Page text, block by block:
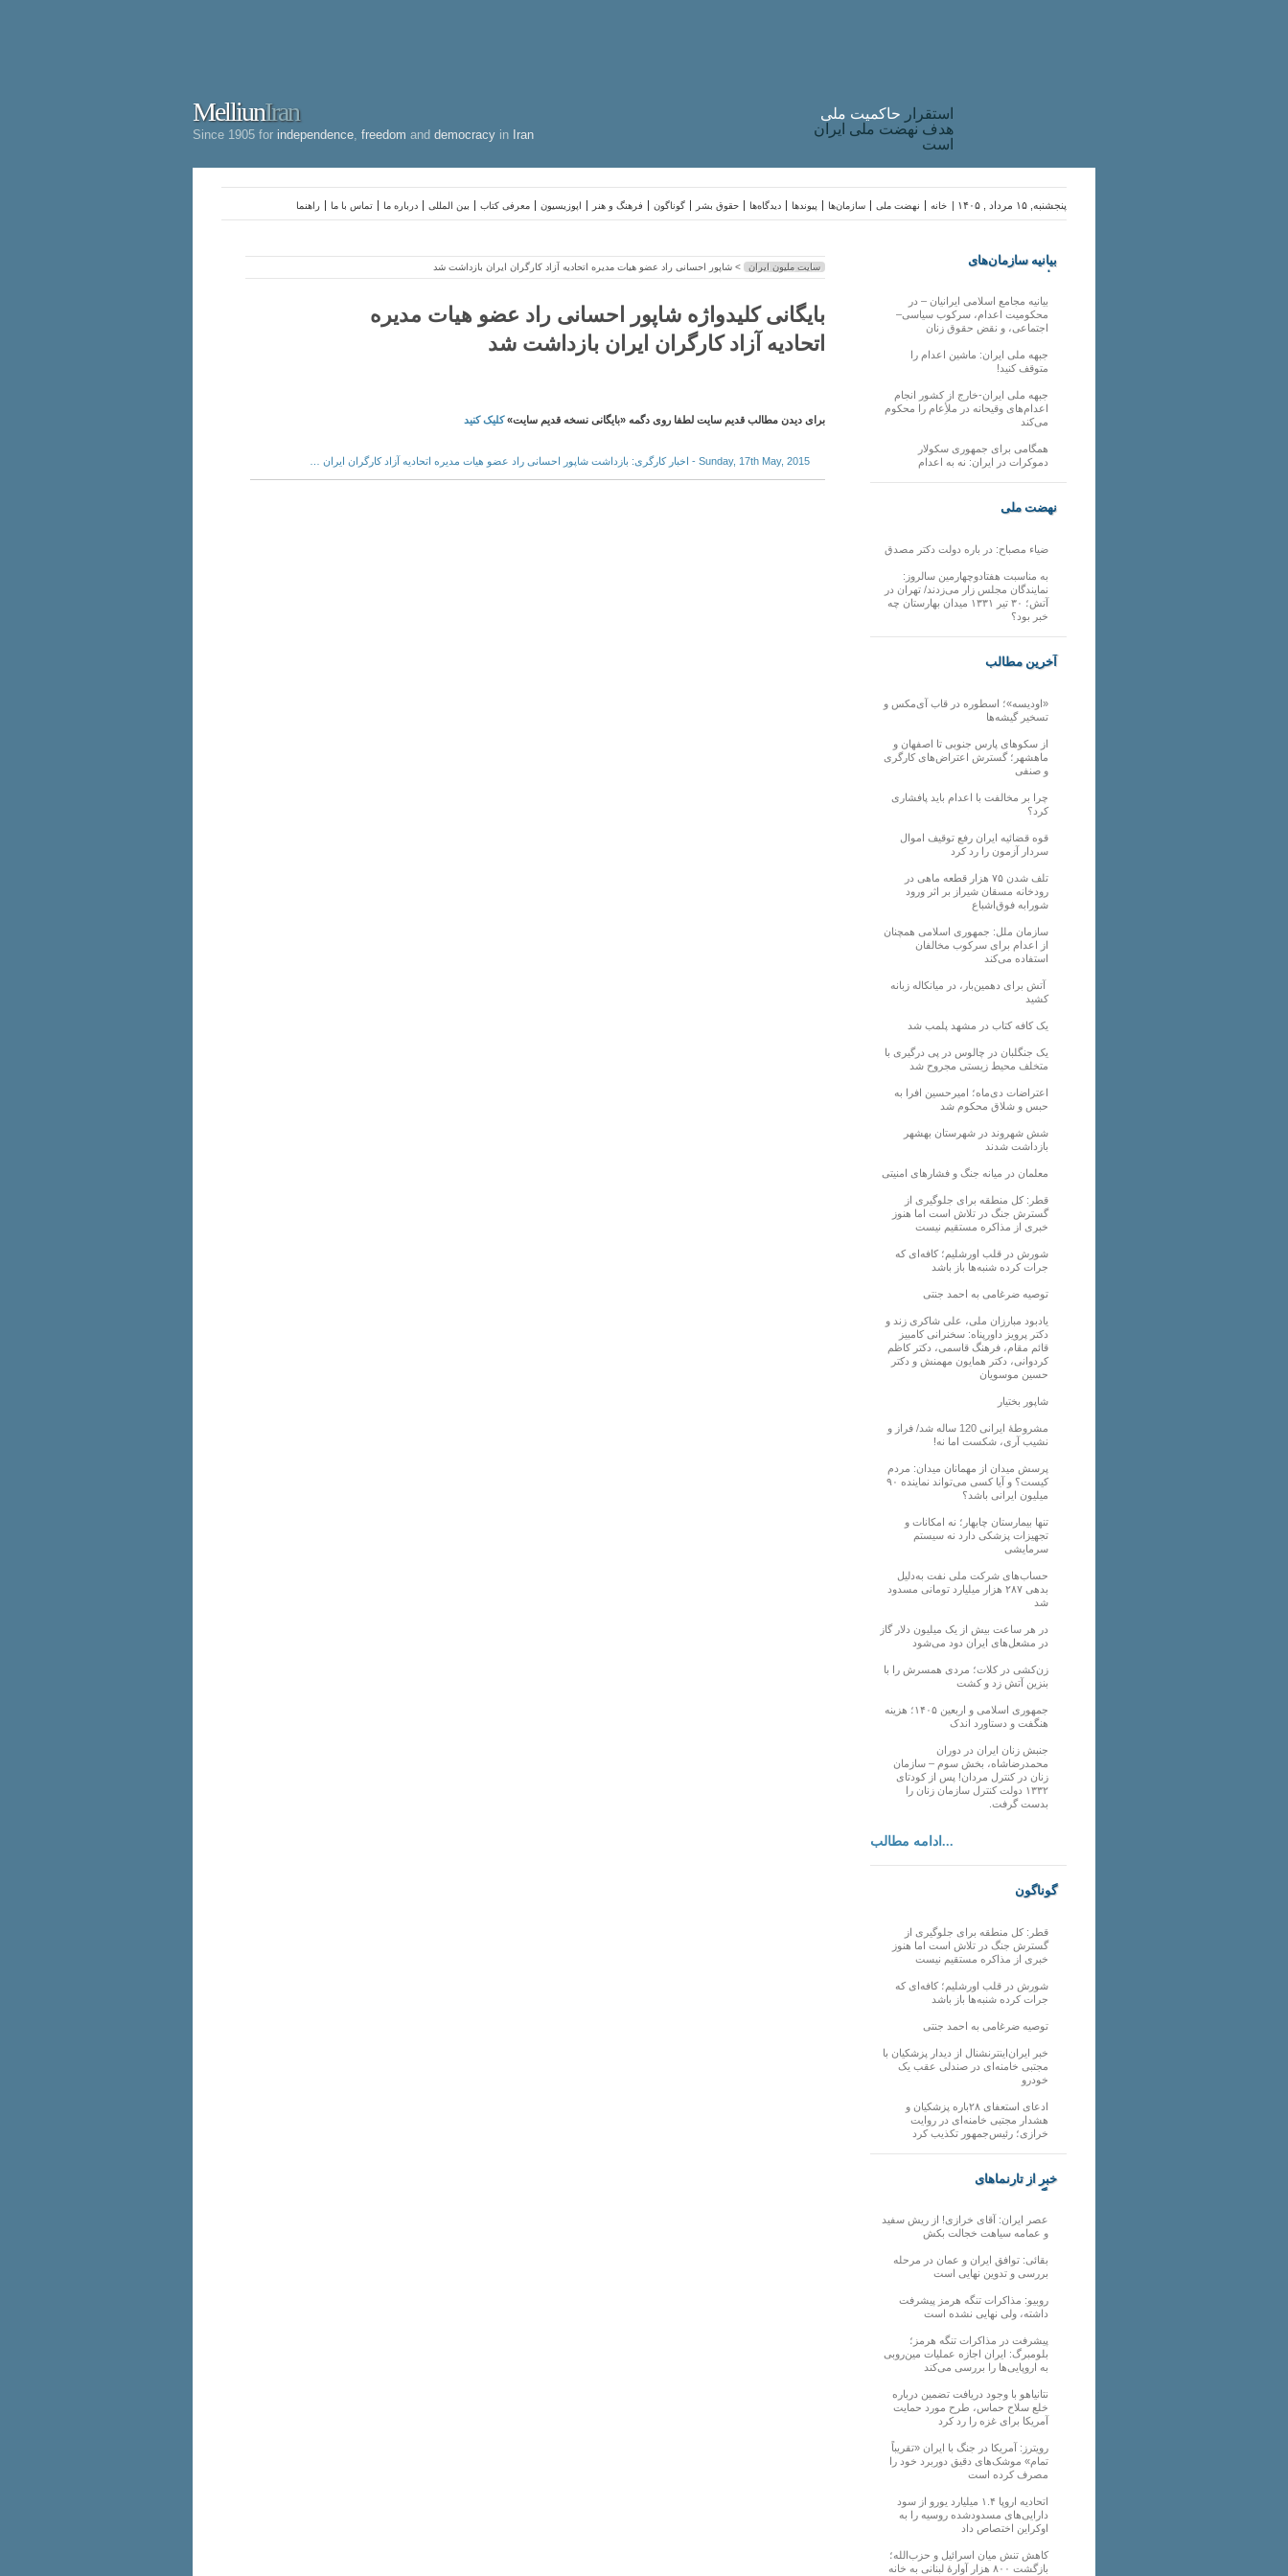
MelliunIran
Since 1905 for independence freedom and democracy in Iran
استقرار حاکميت ملی
هدف نهضت ملی ایران
است
راهنما تماس با ما درباره ما بین المللی معرفی کتاب اپوزیسیون فرهنگ و هنر گوناگون حقوق بشر دیدگاه‌ها پیوندها سازمان‌ها نهضت ملی خانه پنجشنبه, ۱۵ مرداد , ۱۴۰۵ |
سایت ملیون ایران > شاپور احسانی راد عضو هیات مدیره اتحادیه آزاد کارگران ایران بازداشت شد
بایگانی کلیدواژه شاپور احسانی راد عضو هیات مدیره
اتحادیه آزاد کارگران ایران بازداشت شد
برای دیدن مطالب قدیم سایت لطفا روی دگمه «بایگانی نسخه قدیم سایت»کلیک کنید
Sunday, 17th May, 2015 - اخبار کارگری: بازداشت شاپور احسانی راد عضو هیات مدیره اتحادیه آزاد کارگران ایران …
بیانیه سازمان‌های
ملی
بیانیه مجامع اسلامی ایرانیان – در
محکومیت اعدام، سرکوب سیاسی–
اجتماعی، و نقض حقوق زنان
جبهه ملی ایران: ماشین اعدام را
متوقف کنید!
جبهه ملی ایران-خارج از کشور انجام
اعدام‌های وقیحانه در ملأِعام را محکوم
می‌کند
همگامی برای جمهوری سکولار
دموکرات در ایران: نه به اعدام
نهضت ملی
ضیاء مصباح: در باره دولت دکتر مصدق
به مناسبت هفتادوچهارمین سالروز:
نمایندگان مجلس زار می‌زدند/ تهران در
آتش؛ ۳۰ تیر ۱۳۳۱ میدان بهارستان چه
خبر بود؟
آخرین مطالب
«اودیسه»؛ اسطوره در قاب آی‌مکس و
تسخیر گیشه‌ها
از سکوهای پارس جنوبی تا اصفهان و
ماهشهر؛ گسترش اعتراض‌های کارگری
و صنفی
چرا بر مخالفت با اعدام باید پافشاری
کرد؟
قوه قضائیه ایران رفع توقیف اموال
سردار آزمون را رد کرد
تلف شدن ۷۵ هزار قطعه ماهی در
رودخانه مسقان شیراز بر اثر ورود
شورابه فوق‌اشباع
سازمان ملل: جمهوری اسلامی همچنان
از اعدام برای سرکوب مخالفان
استفاده می‌کند
آتش برای دهمین‌بار، در میانکاله زبانه
کشید
یک کافه کتاب در مشهد پلمب شد
یک جنگلبان در چالوس در پی درگیری با
متخلف محیط زیستی مجروح شد
اعتراضات دی‌ماه؛ امیرحسین افرا به
حبس و شلاق محکوم شد
شش شهروند در شهرستان بهشهر
بازداشت شدند
معلمان در میانه جنگ و فشارهای امنیتی
قطر: کل منطقه برای جلوگیری از
گسترش جنگ در تلاش است اما هنوز
خبری از مذاکره مستقیم نیست
شورش در قلب اورشلیم؛ کافه‌ای که
جرات کرده شنبه‌ها باز باشد
توصیه ضرغامی به احمد جنتی
یادبود مبارزان ملی، علی شاکری زند و
دکتر پرویز داورپناه: سخنرانی کامبیز
قائم مقام، فرهنگ قاسمی، دکتر کاظم
کردوانی، دکتر همایون مهمنش و دکتر
حسین موسویان
شاپور بختیار
مشروطۀ ایرانی 120 ساله شد/ فراز و
نشیب آری، شکست اما نه!
پرسش میدان از مهمانان میدان: مردم
کیست؟ و آیا کسی می‌تواند نماینده ۹۰
میلیون ایرانی باشد؟
تنها بیمارستان چابهار؛ نه امکانات و
تجهیزات پزشکی دارد نه سیستم
سرمایشی
حساب‌های شرکت ملی نفت به‌دلیل
بدهی ۲۸۷ هزار میلیارد تومانی مسدود
شد
در هر ساعت بیش از یک میلیون دلار گاز
در مشعل‌های ایران دود می‌شود
زن‌کشی در کلات؛ مردی همسرش را با
بنزین آتش زد و کشت
جمهوری اسلامی و اربعین ۱۴۰۵؛ هزینه
هنگفت و دستاورد اندک
جنبش زنان ایران در دوران
محمدرضاشاه، بخش سوم – سازمان
زنان در کنترل مردان! پس از کودتای
۱۳۳۲ دولت کنترل سازمان زنان را
بدست گرفت.
ادامه مطالب...
گوناگون
قطر: کل منطقه برای جلوگیری از
گسترش جنگ در تلاش است اما هنوز
خبری از مذاکره مستقیم نیست
شورش در قلب اورشلیم؛ کافه‌ای که
جرات کرده شنبه‌ها باز باشد
توصیه ضرغامی به احمد جنتی
خبر ایران‌اینترنشنال از دیدار پزشکیان با
مجتبی خامنه‌ای در صندلی عقب یک
خودرو
ادعای استعفای ۲۸باره پزشکیان و
هشدار مجتبی خامنه‌ای در روایت
خرازی؛ رئیس‌جمهور تکذیب کرد
خبر از تارنماهای
دیگر
عصر ایران: آقای خرازی! از ریش سفید
و عمامه سیاهت خجالت بکش
بقائی: توافق ایران و عمان در مرحله
بررسی و تدوین نهایی است
روبیو: مذاکرات تنگه هرمز پیشرفت
داشته، ولی نهایی نشده است
پیشرفت در مذاکرات تنگه هرمز؛
بلومبرگ: ایران اجازه عملیات مین‌روبی
به اروپایی‌ها را بررسی می‌کند
نتانیاهو با وجود دریافت تضمین درباره
خلع سلاح حماس، طرح مورد حمایت
آمریکا برای غزه را رد کرد
رویترز: آمریکا در جنگ با ایران «تقریباً
تمام» موشک‌های دقیق دوربرد خود را
مصرف کرده است
اتحادیه اروپا ۱.۴ میلیارد یورو از سود
دارایی‌های مسدودشده روسیه را به
اوکراین ‏اختصاص داد
کاهش تنش میان اسرائیل و حزب‌الله؛
بازگشت ۸۰۰ هزار آوارۀ لبنانی به خانه‌